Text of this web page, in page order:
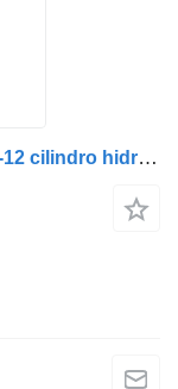
Cilindru de Rabatare Cabină 1401745-12 cilindro hidráulico para DAF 1401745 camión